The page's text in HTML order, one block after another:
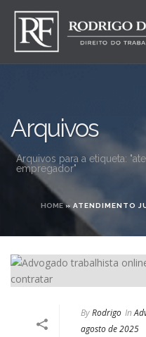
Arquivos
Arquivos para a etiqueta:
empregador"
HOME» ATENDIMENTO
ByRodrigo In
agosto de 2025